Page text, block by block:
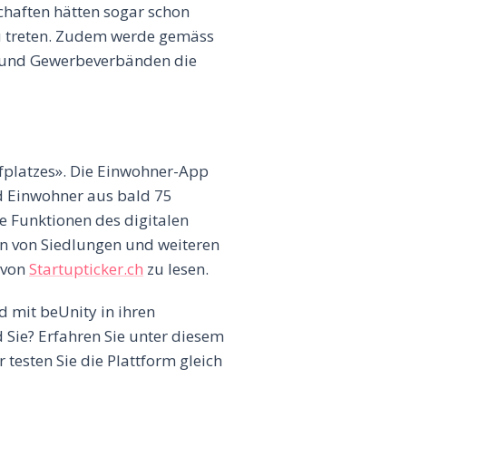
hätten sogar schon
Zudem werde gemäss
Gewerbeverbänden die
Die Einwohner-App
Einwohner aus bald 75
Funktionen des digitalen
von Siedlungen und weiteren
Startupticker.ch zu lesen.
mit beUnity in ihren
Erfahren Sie unter diesem
testen Sie die Plattform gleich